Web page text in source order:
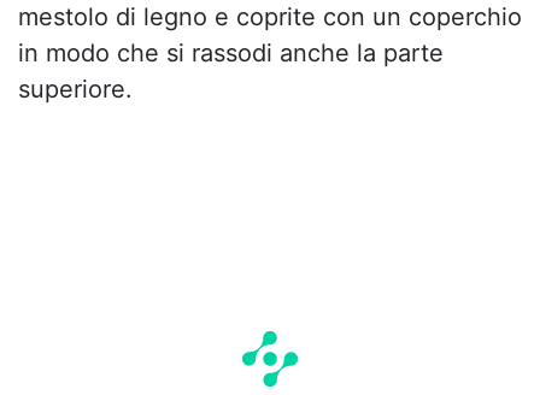
mestolo di legno e coprite con un coperchio
in modo che si rassodi anche la parte
superiore.